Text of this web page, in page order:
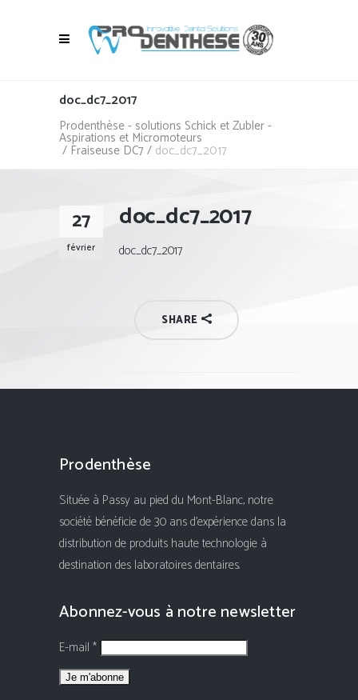
doc_dc7_2017
Prodenthèse - solutions Schick et Zubler -
Aspirations et Micromoteurs
/ Fraiseuse DC7 / doc_dc7_2017
27
février
doc_dc7_2017
doc_dc7_2017
SHARE
Prodenthèse
Située à Passy au pied du Mont-Blanc, notre
société bénéficie de 30 ans d'expérience dans la
distribution de produits haute technologie à
destination des laboratoires dentaires.
Abonnez-vous à notre newsletter
E-mail *